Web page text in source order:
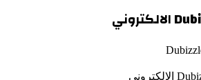
الالكتروني